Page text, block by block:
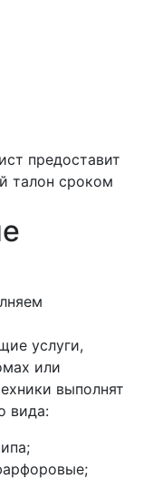
предоставит
талон сроком
услуги,
или
выполнят
вида: